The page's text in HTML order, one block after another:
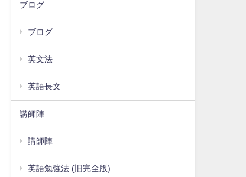
ブログ
ブログ
英文法
英語長文
講師陣
講師陣
英語勉強法 (旧完全版)